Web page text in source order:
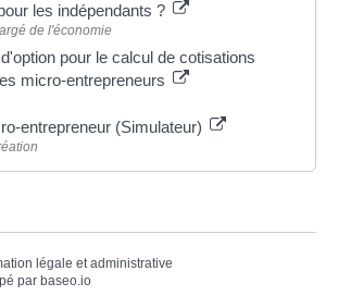
les indépendants ?
de l'économie
pour le calcul de cotisations
micro-entrepreneurs
entrepreneur (Simulateur)
légale et administrative
par baseo.io